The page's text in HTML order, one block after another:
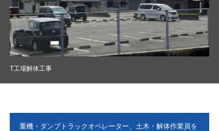
T工場解体工事
重機・ダンプトラックオペレーター、土木・解体作業員を